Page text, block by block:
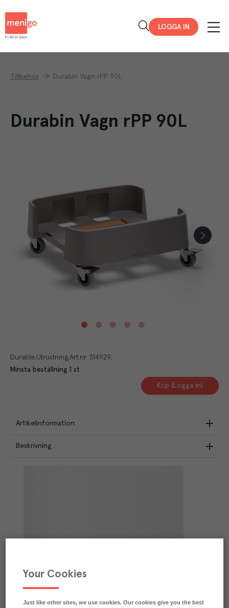
LOGGA IN
Tillbehör Durabin Vagn rPP 90L
Durabin Vagn rPP 90L
Durable Utrustning Art.nr. 514929
Minsta beställning 1 st
Köp (Logga in)
Artikelinformation
Beskrivning
Your Cookies
Just like other sites, we use cookies. Our cookies give you the best